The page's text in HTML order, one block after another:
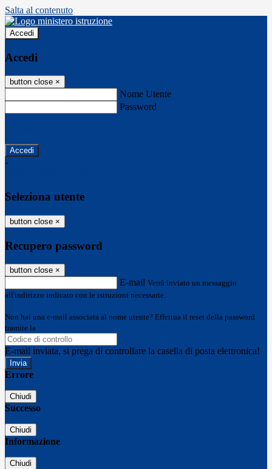
Salta al contenuto
Accedi
Accedi
button close ×
Nome Utente
Password
-
Seleziona utente
button close ×
Recupero password
button close ×
E-mail Verrà inviato un messaggio
all'indirizzo indicato con le istruzioni necessarie.
Non hai una e-mail associata al nome utente? Effettua il reset della password
tramite la
E-mail inviata, si prega di controllare la casella di posta elettronica!
Errore
Chiudi
Successo
Chiudi
Informazione
Chiudi